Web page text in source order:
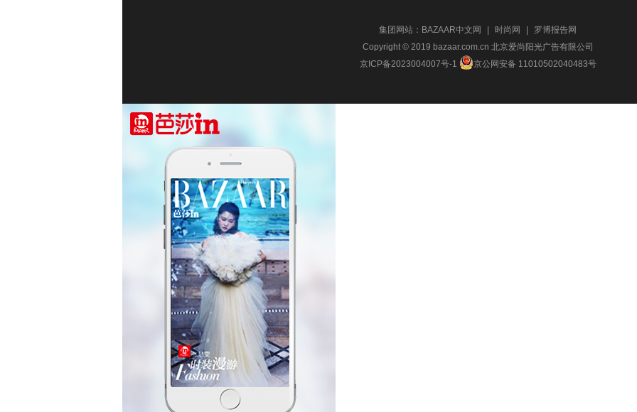
集团网站： BAZAAR中文网 时尚网
罗博报告网
Copyright © 2019 bazaar.com.cn 北京爱尚阳光广告有限公司
京ICP备2023004007号-1
京公网安备 11010502040483号